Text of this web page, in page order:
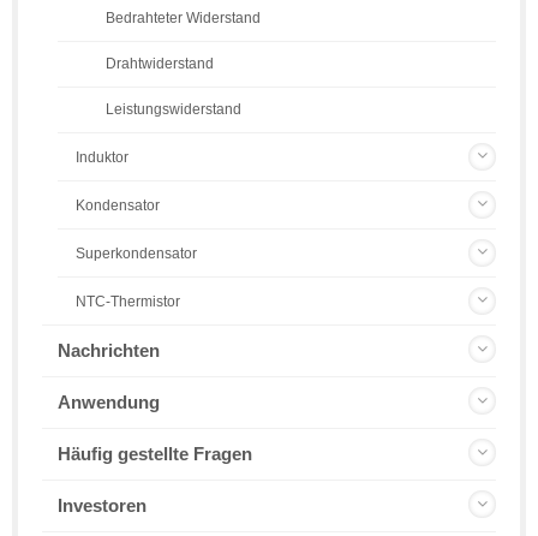
Bedrahteter Widerstand
Drahtwiderstand
Leistungswiderstand
Induktor
Kondensator
Superkondensator
NTC-Thermistor
Nachrichten
Anwendung
Häufig gestellte Fragen
Investoren